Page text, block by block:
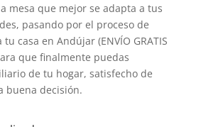
mesa que mejor se adapta a tus
pasando por el proceso de
casa en Andújar (ENVÍO GRATIS
que finalmente puedas
de tu hogar, satisfecho de
buena decisión.